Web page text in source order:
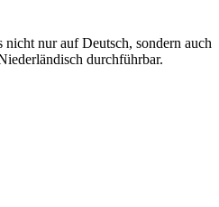
nicht nur auf Deutsch, sondern auch
durchführbar.